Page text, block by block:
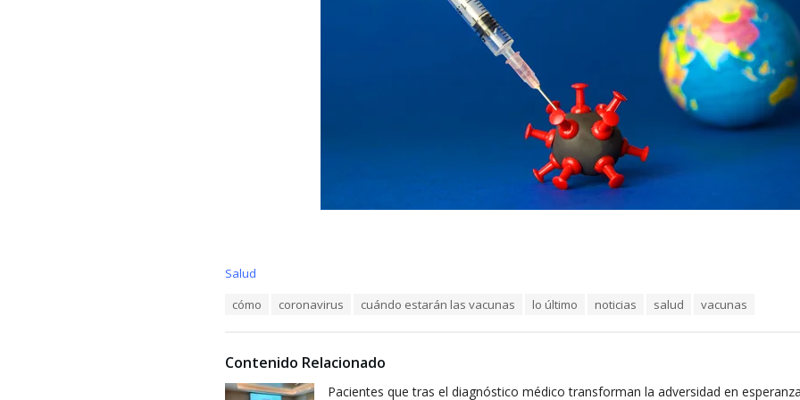
C
r
i
Salud
:
cómo coronavirus cuándo estarán las vacunas lo último noticias salud vacunas
Contenido Relacionado
Pacientes que tras el diagnóstico médico transforman la adversidad en